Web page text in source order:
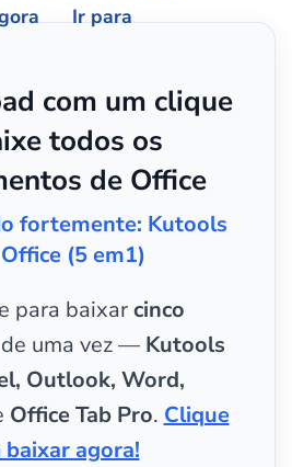
Ir para
com um clique
todos os
de Office
fortemente: Kutools
(5 em1)
para baixarcinco
de uma vez — Kutools
Outlook, Word,
Office Tab Pro. Clique
baixar agora!